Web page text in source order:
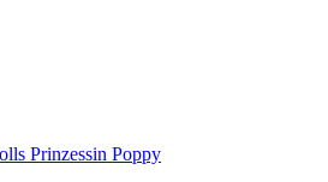
Prinzessin Poppy